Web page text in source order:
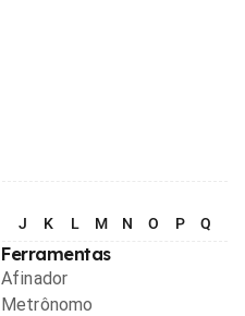
J K L M N O P Q
Ferramentas
Afinador
Metrônomo